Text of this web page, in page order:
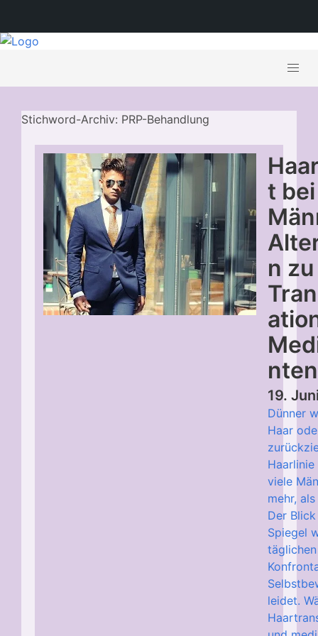
Stichword-Archiv: PRP-Behandlung
t bei
n zu
nten
19.
Dünner
Haar
viele
mehr,
Der
Spiegel
täglichen
leidet.